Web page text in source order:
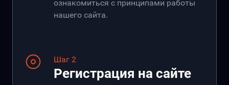
ознакомиться с принципами работы
нашего сайта.
Шаг 2
Регистрация на сайте